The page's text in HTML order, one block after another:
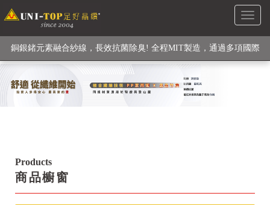
Toggle
級高性能纖維素材), 機能貼身衣物No. 1
銅銀鍺元素融合紗線，長效抗菌除臭! 全程MIT製造，通過多項國際
檢驗
【快來點我】H型銅銀纖維長效PP能量護膝! 支撐. 包覆感. 超透氣.
Products
商品櫥窗